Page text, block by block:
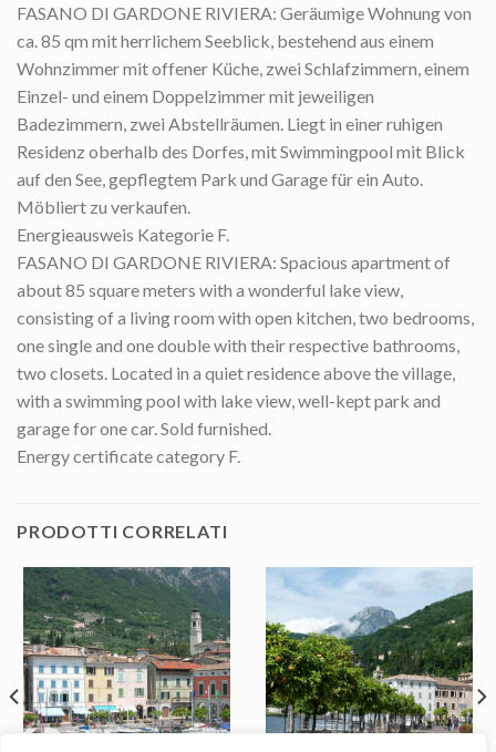
FASANO DI GARDONE RIVIERA: Geräumige Wohnung von
ca. 85 qm mit herrlichem Seeblick, bestehend aus einem
Wohnzimmer mit offener Küche, zwei Schlafzimmern, einem
Einzel- und einem Doppelzimmer mit jeweiligen
Badezimmern, zwei Abstellräumen. Liegt in einer ruhigen
Residenz oberhalb des Dorfes, mit Swimmingpool mit Blick
auf den See, gepflegtem Park und Garage für ein Auto.
Möbliert zu verkaufen.
Energieausweis Kategorie F.
FASANO DI GARDONE RIVIERA: Spacious apartment of
about 85 square meters with a wonderful lake view,
consisting of a living room with open kitchen, two bedrooms,
one single and one double with their respective bathrooms,
two closets. Located in a quiet residence above the village,
with a swimming pool with lake view, well-kept park and
garage for one car. Sold furnished.
Energy certificate category F.
PRODOTTI CORRELATI